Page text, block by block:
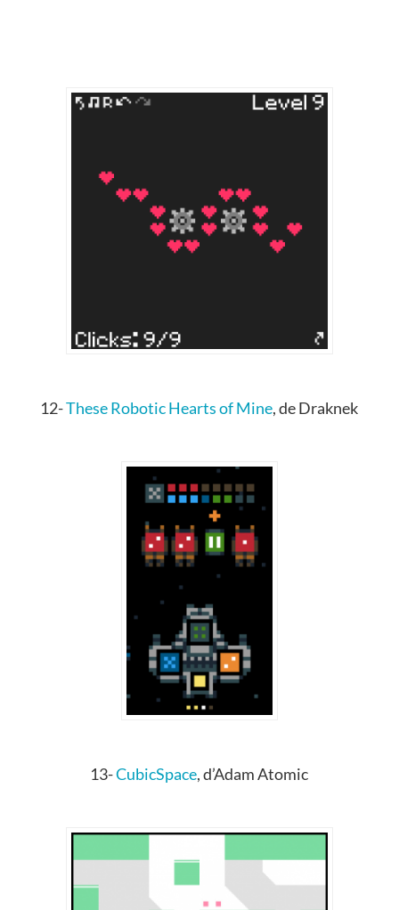
12-These Robotic Hearts of Mine, de Draknek
13-CubicSpace, d’Adam Atomic